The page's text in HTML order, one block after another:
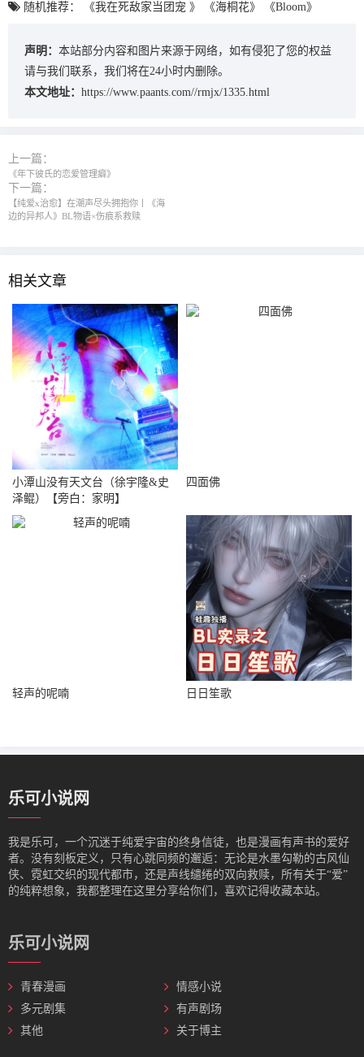
随机推荐： 《我在死敌家当团宠 》 《海桐花》 《Bloom》
声明： 本站部分内容和图片来源于网络，如有侵犯了您的权益
请与我们联系，我们将在24小时内删除。
本文地址： https://www.paants.com//rmjx/1335.html
上一篇：
《年下彼氏的恋爱管理癖》‌
下一篇：
【纯爱x治愈】在潮声尽头拥抱你丨《海
边的异邦人》BL物语×伤痕系救赎
相关文章
小潭山没有天文台（徐宇隆&史
泽鲲）【旁白：家明】
四面佛
轻声的呢喃 日日笙歌
乐可小说网
我是‌乐可，一个沉迷于纯爱宇宙的终身信徒，也是漫画有声书的爱好
者。没有刻板定义，只有心跳同频的邂逅：无论是水墨勾勒的古风仙
侠、霓虹交织的现代都市，还是声线缱绻的双向救赎，所有关于“爱”
的纯粹想象，我都整理在这里分享给你们，喜欢记得收藏本站。
乐可小说网
青春漫画
情感小说
多元剧集
有声剧场
其他
关于博主